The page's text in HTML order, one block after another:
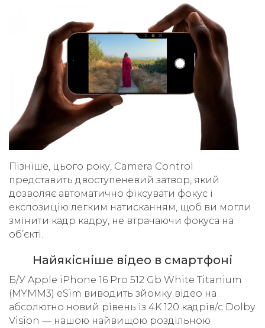
Пізніше, цього року, Camera Control
представить двоступеневий затвор, який
дозволяє автоматично фіксувати фокус і
експозицію легким натисканням, щоб ви могли
змінити кадр кадру, не втрачаючи фокуса на
об’єкті.
Найякісніше відео в смартфоні
Б/У Apple iPhone 16 Pro 512 Gb White Titanium
(MYMM3) eSim виводить зйомку відео на
абсолютно новий рівень із 4K 120 кадрів/с Dolby
Vision — нашою найвищою роздільною